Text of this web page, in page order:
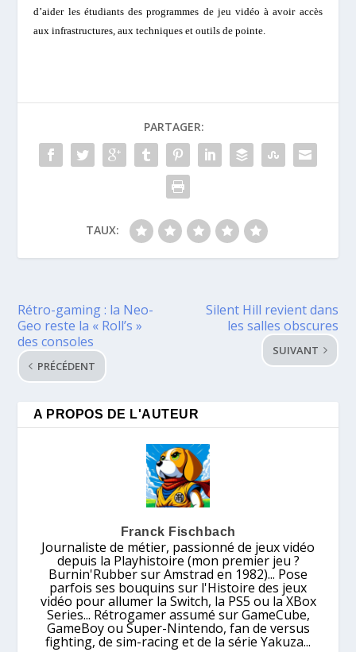
d’aider les étudiants des programmes de jeu vidéo à avoir accès
aux infrastructures, aux techniques et outils de pointe.
PARTAGER:
TAUX:
Rétro-gaming : la Neo-
Geo reste la « Roll’s »
des consoles
PRÉCÉDENT
Silent Hill revient dans
les salles obscures
SUIVANT
A PROPOS DE L'AUTEUR
Franck Fischbach
Journaliste de métier, passionné de jeux vidéo
depuis la Playhistoire (mon premier jeu ?
Burnin'Rubber sur Amstrad en 1982)... Pose
parfois ses bouquins sur l'Histoire des jeux
vidéo pour allumer la Switch, la PS5 ou la XBox
Series... Rétrogamer assumé sur GameCube,
GameBoy ou Super-Nintendo, fan de versus
fighting, de sim-racing et de la série Yakuza...